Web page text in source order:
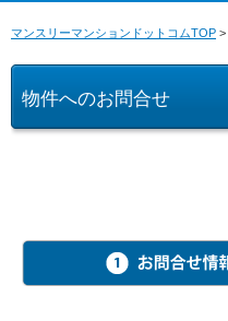
マンスリーマンションドットコムTOP >
物件へのお問合せ